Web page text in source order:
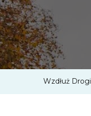
Wzdłuż Drogi